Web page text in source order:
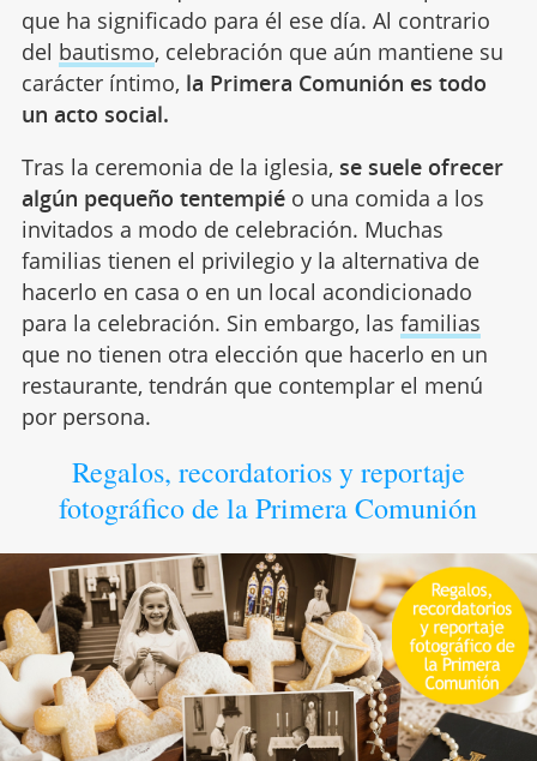
que ha significado para él ese día. Al contrario
del bautismo, celebración que aún mantiene su
carácter íntimo, la Primera Comunión es todo
un acto social.
Tras la ceremonia de la iglesia, se suele ofrecer
algún pequeño tentempiéo una comida a los
invitados a modo de celebración. Muchas
familias tienen el privilegio y la alternativa de
hacerlo en casa o en un local acondicionado
para la celebración. Sin embargo, las familias
que no tienen otra elección que hacerlo en un
restaurante, tendrán que contemplar el menú
por persona.
Regalos, recordatorios y reportaje
fotográfico de la Primera Comunión